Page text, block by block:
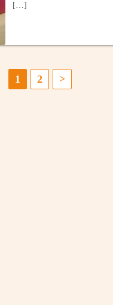
[…]
1 2 >